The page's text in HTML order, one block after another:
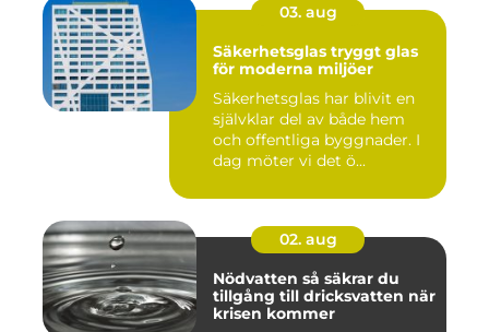
03. aug
Säkerhetsglas tryggt glas
för moderna miljöer
Säkerhetsglas har blivit en
självklar del av både hem
och offentliga byggnader. I
dag möter vi det ö...
02. aug
Nödvatten så säkrar du
tillgång till dricksvatten när
krisen kommer